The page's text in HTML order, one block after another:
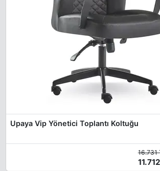
Upaya Vip Yönetici Toplantı Koltuğu
16.731
11.712